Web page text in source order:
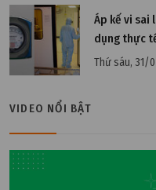
Thứ hai, 20/04/2026 | 11:01
Phòng sạch trong
nghiệp nào cần áp
Áp kế vi sai
dụng thực
Thứ sáu, 31/
VIDEO NỔI BẬT